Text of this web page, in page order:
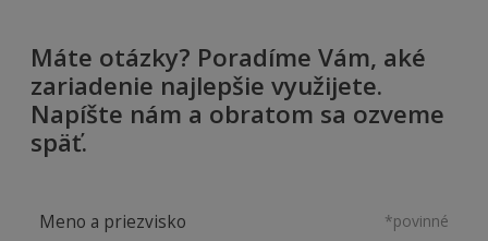
Máte otázky? Poradíme Vám, aké
zariadenie najlepšie využijete.
Napíšte nám a obratom sa ozveme
späť.
Meno a priezvisko *povinné